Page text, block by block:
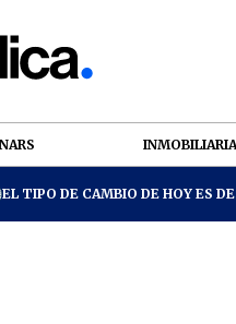
INMOBILIARIA
EL TIPO DE CAMBIO DE HOY ES